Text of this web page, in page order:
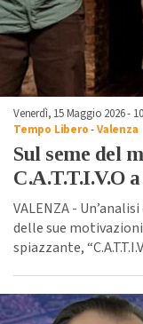
Venerdì, 15 Maggio 2026 -
Tempo Libero-Valenza
Sul seme del
C.A.T.T.I.V.O
VALENZA -
delle sue
spiazzante,